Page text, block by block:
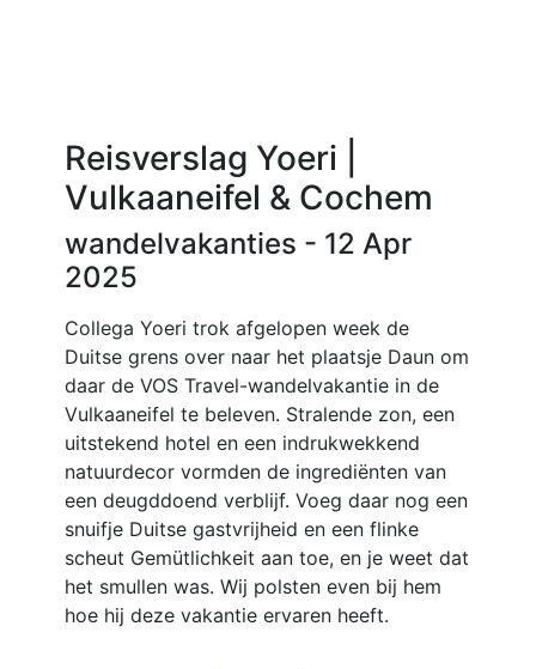
Reisverslag Yoeri |
Vulkaaneifel & Cochem
wandelvakanties - 12 Apr
2025
Collega Yoeri trok afgelopen week de
Duitse grens over naar het plaatsje Daun om
daar de VOS Travel-wandelvakantie in de
Vulkaaneifel te beleven. Stralende zon, een
uitstekend hotel en een indrukwekkend
natuurdecor vormden de ingrediënten van
een deugddoend verblijf. Voeg daar nog een
snuifje Duitse gastvrijheid en een flinke
scheut Gemütlichkeit aan toe, en je weet dat
het smullen was. Wij polsten even bij hem
hoe hij deze vakantie ervaren heeft.